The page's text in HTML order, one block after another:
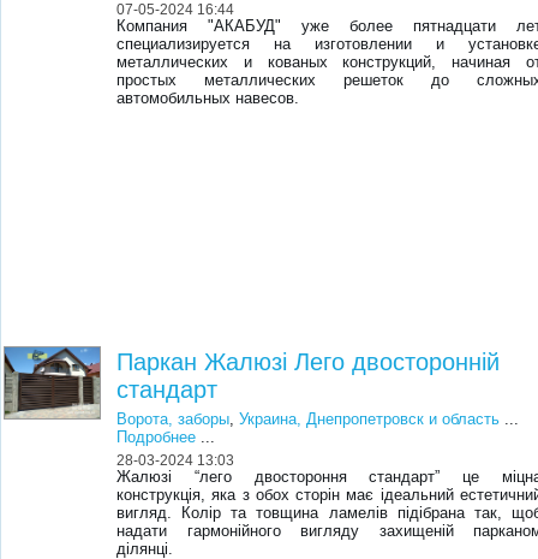
07-05-2024 16:44
Компания "АКАБУД" уже более пятнадцати
специализируется на изготовлении и
металлических и кованых конструкций, начиная
простых металлических решеток до
автомобильных навесов.
Паркан Жалюзі Лего двосторонній
стандарт
Ворота, заборы,Украина, Днепропетровск и область ...
Подробнее ...
28-03-2024 13:03
Жалюзі “лего двостороння стандарт” це
конструкція, яка з обох сторін має ідеальний
вигляд. Колір та товщина ламелів підібрана так,
надати гармонійного вигляду захищеній
ділянці.